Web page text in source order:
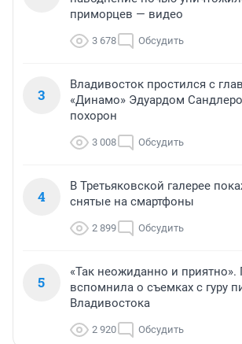
приморцев — видео
3 678 Обсудить
3
Владивосток простился с
«Динамо» Эдуардом
похорон
3 008 Обсудить
4
В Третьяковской галерее
снятые на смартфоны
2 899 Обсудить
5
«Так неожиданно и приятно».
вспомнила о съемках с гуру
Владивостока
2 920 Обсудить